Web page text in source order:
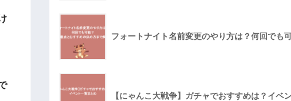
フォートナイト名前変更のやり方は？何回でも
【にゃんこ大戦争】ガチャでおすすめは？イベ